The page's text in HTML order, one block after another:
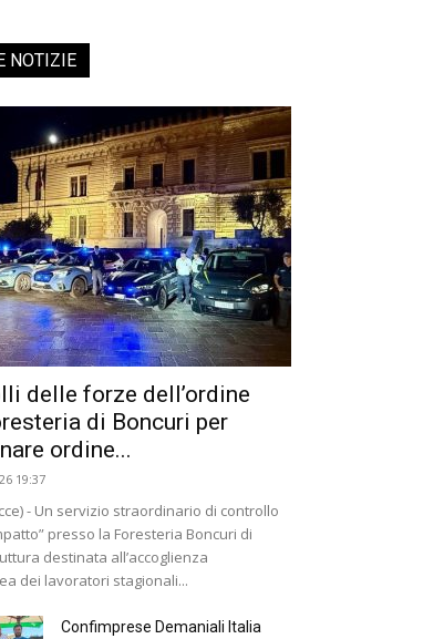
NOTIZIE
delle forze dell’ordine
di Boncuri per
ordine...
19:37
- Un servizio straordinario di controllo
presso la Foresteria Boncuri di
destinata all’accoglienza
dei lavoratori stagionali...
Confimprese Demaniali Italia